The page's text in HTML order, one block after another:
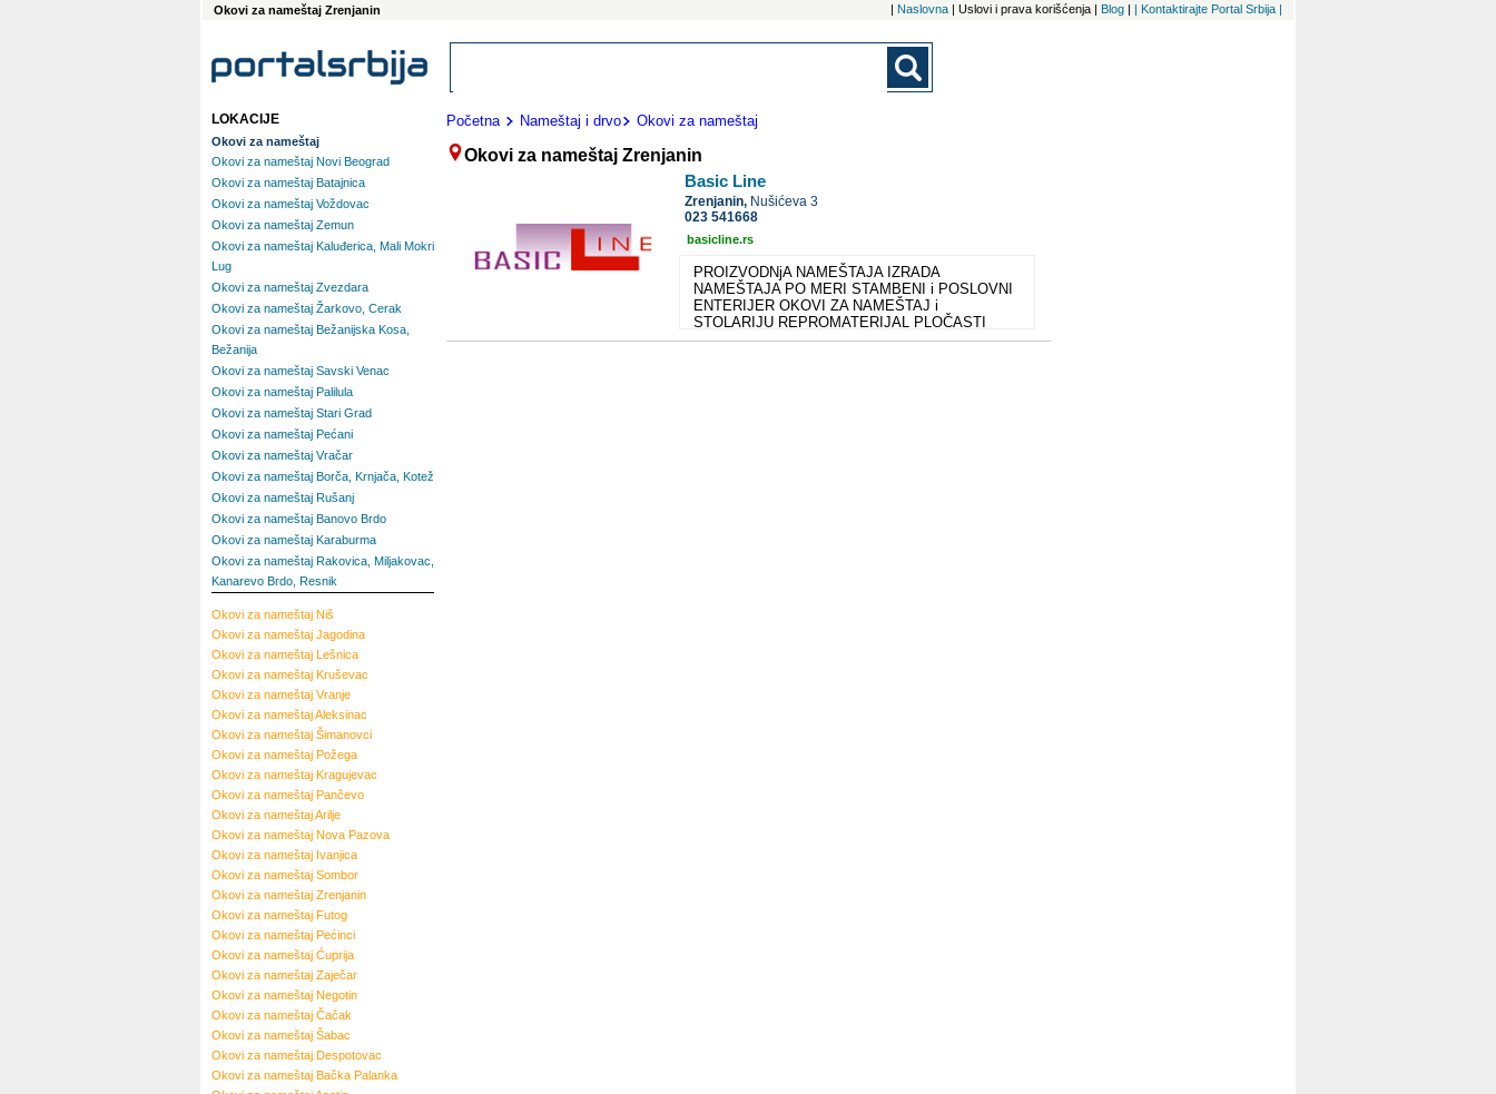
Okovi za nameštaj Zrenjanin | Naslovna | Uslovi i prava korišćenja | Blog | | Kontaktirajte Portal Srbija |
Početna Nameštaj i drvo Okovi za nameštaj
Okovi za nameštaj Zrenjanin
Basic Line
Zrenjanin, Nušićeva 3
023 541668
basicline.rs
PROIZVODNjA NAMEŠTAJA IZRADA
NAMEŠTAJA PO MERI STAMBENI i POSLOVNI
ENTERIJER OKOVI ZA NAMEŠTAJ i
STOLARIJU REPROMATERIJAL PLOČASTI
MATERIJALI KANCELARIJSKI NAMEŠTAJ
LOKACIJE
Okovi za nameštaj
Okovi za nameštaj Novi Beograd
Okovi za nameštaj Batajnica
Okovi za nameštaj Voždovac
Okovi za nameštaj Zemun
Okovi za nameštaj Kaluđerica, Mali Mokri
Lug
Okovi za nameštaj Zvezdara
Okovi za nameštaj Žarkovo, Cerak
Okovi za nameštaj Bežanijska Kosa,
Bežanija
Okovi za nameštaj Savski Venac
Okovi za nameštaj Palilula
Okovi za nameštaj Stari Grad
Okovi za nameštaj Pećani
Okovi za nameštaj Vračar
Okovi za nameštaj Borča, Krnjača, Kotež
Okovi za nameštaj Rušanj
Okovi za nameštaj Banovo Brdo
Okovi za nameštaj Karaburma
Okovi za nameštaj Rakovica, Miljakovac,
Kanarevo Brdo, Resnik
Okovi za nameštaj Niš
Okovi za nameštaj Jagodina
Okovi za nameštaj Lešnica
Okovi za nameštaj Kruševac
Okovi za nameštaj Vranje
Okovi za nameštajAleksinac
Okovi za nameštaj Šimanovci
Okovi za nameštaj Požega
Okovi za nameštaj Kragujevac
Okovi za nameštaj Pančevo
Okovi za nameštajArilje
Okovi za nameštaj Nova Pazova
Okovi za nameštaj Ivanjica
Okovi za nameštaj Sombor
Okovi za nameštaj Zrenjanin
Okovi za nameštaj Futog
Okovi za nameštaj Pećinci
Okovi za nameštaj Ćuprija
Okovi za nameštaj Zaječar
Okovi za nameštaj Negotin
Okovi za nameštaj Čačak
Okovi za nameštaj Šabac
Okovi za nameštaj Despotovac
Okovi za nameštaj Bačka Palanka